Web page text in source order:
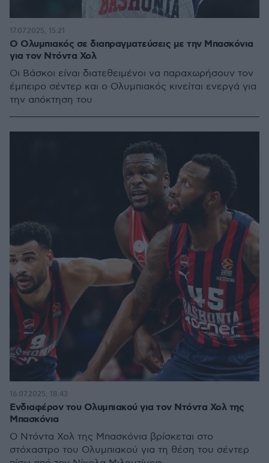
Ο Ολυμπιακός σε διαπραγματεύσεις με την Μπασκόνια
για τον Ντόντα Χολ
Οι Βάσκοι είναι διατεθειμένοι να παραχωρήσουν τον
έμπειρο σέντερ και ο Ολυμπιακός κινείται ενεργά για
την απόκτηση του
17.07.2025, 15:21
Ενδιαφέρον του Ολυμπιακού για τον Ντόντα Χολ της
Μπασκόνια
Ο Ντόντα Χολ της Μπασκόνια βρίσκεται στο
στόχαστρο του Ολυμπιακού για τη θέση του σέντερ
16.07.2025, 18:43